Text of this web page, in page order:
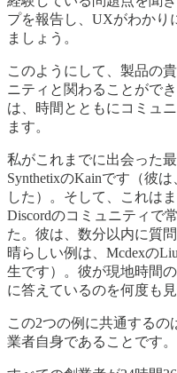
プを報告し、UXがわかり
ましょう。
このようにして、製品の
ニティと関わることがで
は、時間とともにコミュ
ます。
私がこれまでに出会った
SynthetixのKainです（彼
した）。そして、これは
Discordのコミュニティで
た。彼は、数分以内に質
晴らしい例は、Mcdexの
生です）。彼が現地時間
に答えているのを何度も見
この2つの例に共通するの
業者自身であることです。